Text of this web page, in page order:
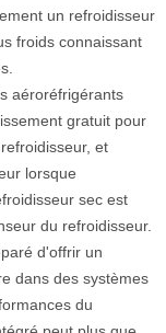
un refroidisseur
froids connaissant
aéroréfrigérants
gratuit pour
et
lorsque
sec est
du refroidisseur.
d'offrir un
dans des systèmes
du